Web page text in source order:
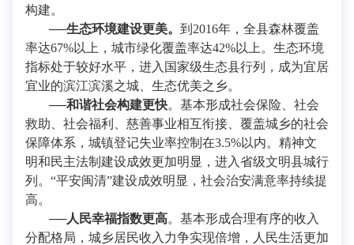
构建。
──生态环境建设更美。 到2016年，全县森林覆盖
率达67%以上，城市绿化覆盖率达42%以上。生态环境
指标处于较好水平，进入国家级生态县行列，成为宜居
宜业的滨江滨溪之城、生态优美之乡。
──和谐社会构建更快。基本形成社会保险、社会
救助、社会福利、慈善事业相互衔接、覆盖城乡的社会
保障体系，城镇登记失业率控制在3.5%以内。精神文
明和民主法制建设成效更加明显，进入省级文明县城行
列。“平安闽清”建设成效明显，社会治安满意率持续提
高。
──人民幸福指数更高。基本形成合理有序的收入
分配格局，城乡居民收入力争实现倍增，人民生活更加